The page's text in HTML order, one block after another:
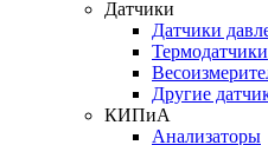
Датчики
Датчики
Термодатчики
Другие
КИПиА
Анализаторы